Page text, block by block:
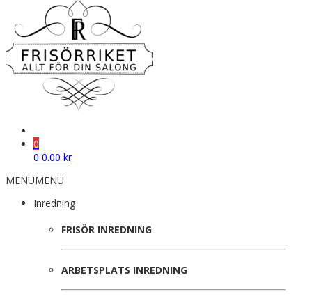
0
0 0.00 kr
MENUMENU
Inredning
FRISÖR INREDNING
ARBETSPLATS INREDNING